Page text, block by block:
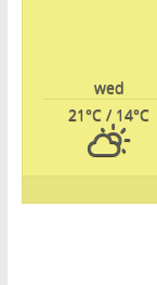
wed
21°C / 14°C